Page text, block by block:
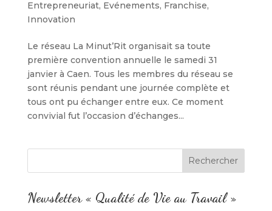
Entrepreneuriat, Evénements, Franchise,
Innovation
Le réseau La Minut’Rit organisait sa toute
première convention annuelle le samedi 31
janvier à Caen. Tous les membres du réseau se
sont réunis pendant une journée complète et
tous ont pu échanger entre eux. Ce moment
convivial fut l’occasion d’échanges...
Newsletter « Qualité de Vie au Travail »